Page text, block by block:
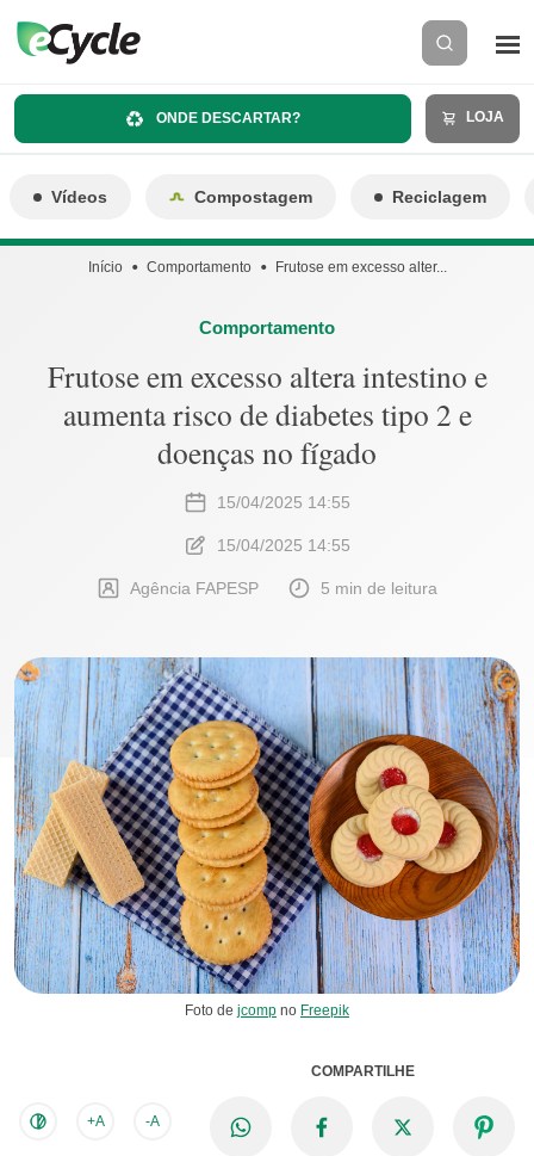
ONDE DESCARTAR? LOJA
Vídeos Compostagem Reciclagem
Início Comportamento Frutose em excesso alter...
Comportamento
Frutose em excesso altera intestino e
aumenta risco de diabetes tipo 2 e
doenças no fígado
15/04/2025 14:55
15/04/2025 14:55
Agência FAPESP 5 min de leitura
Foto de jcomp no Freepik
+A -A
COMPARTILHE